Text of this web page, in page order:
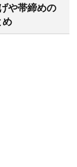
や帯締めの
め